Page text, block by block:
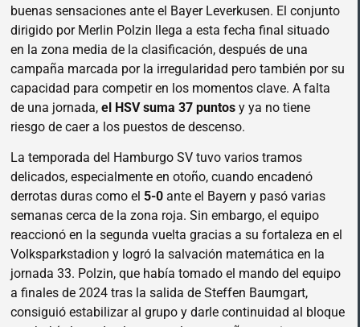
buenas sensaciones ante el Bayer Leverkusen. El conjunto
dirigido por Merlin Polzin llega a esta fecha final situado
en la zona media de la clasificación, después de una
campaña marcada por la irregularidad pero también por su
capacidad para competir en los momentos clave. A falta
de una jornada, el HSV suma 37 puntos y ya no tiene
riesgo de caer a los puestos de descenso.
La temporada del Hamburgo SV tuvo varios tramos
delicados, especialmente en otoño, cuando encadenó
derrotas duras como el 5-0 ante el Bayern y pasó varias
semanas cerca de la zona roja. Sin embargo, el equipo
reaccionó en la segunda vuelta gracias a su fortaleza en el
Volksparkstadion y logró la salvación matemática en la
jornada 33. Polzin, que había tomado el mando del equipo
a finales de 2024 tras la salida de Steffen Baumgart,
consiguió estabilizar al grupo y darle continuidad al bloque